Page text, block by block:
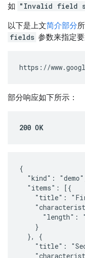
如 "Invalid field
以下是上文简介部分
fields 参数来指定要
https://
部分响应如下所示：
200 OK
{
"kind":
  "items": [{
"title":
"length":
    }
  }, {
"title":